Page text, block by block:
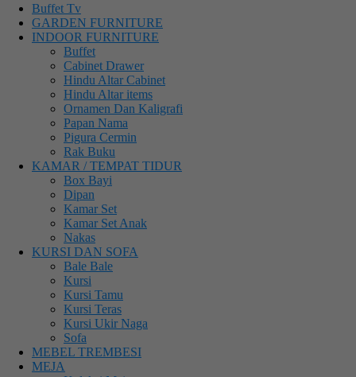
Buffet Tv
GARDEN FURNITURE
INDOOR FURNITURE
Buffet
Cabinet Drawer
Hindu Altar Cabinet
Hindu Altar items
Ornamen Dan Kaligrafi
Papan Nama
Pigura Cermin
Rak Buku
KAMAR / TEMPAT TIDUR
Box Bayi
Dipan
Kamar Set
Kamar Set Anak
Nakas
KURSI DAN SOFA
Bale Bale
Kursi
Kursi Tamu
Kursi Teras
Kursi Ukir Naga
Sofa
MEBEL TREMBESI
MEJA